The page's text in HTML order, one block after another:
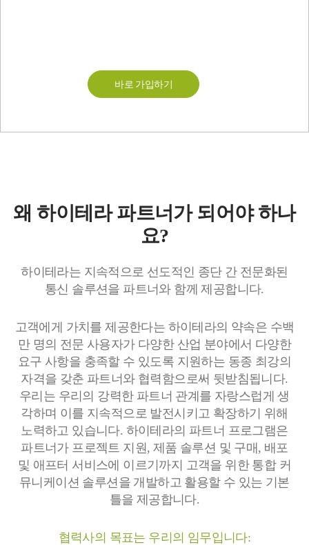
바로 가입하기
왜 하이테라 파트너가 되어야 하나
요?
하이테라는 지속적으로 선도적인 종단 간 전문화된
통신 솔루션을 파트너와 함께 제공합니다.
고객에게 가치를 제공한다는 하이테라의 약속은 수백
만 명의 전문 사용자가 다양한 산업 분야에서 다양한
요구 사항을 충족할 수 있도록 지원하는 동종 최강의
자격을 갖춘 파트너와 협력함으로써 뒷받침됩니다.
우리는 우리의 강력한 파트너 관계를 자랑스럽게 생
각하며 이를 지속적으로 발전시키고 확장하기 위해
노력하고 있습니다. 하이테라의 파트너 프로그램은
파트너가 프로젝트 지원, 제품 솔루션 및 구매, 배포
및 애프터 서비스에 이르기까지 고객을 위한 통합 커
뮤니케이션 솔루션을 개발하고 활용할 수 있는 기본
틀을 제공합니다.
협력사의 목표는 우리의 임무입니다: